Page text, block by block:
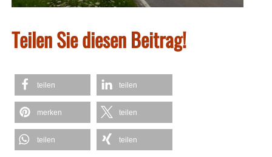
Teilen Sie diesen Beitrag!
teilen teilen
merken teilen
teilen teilen